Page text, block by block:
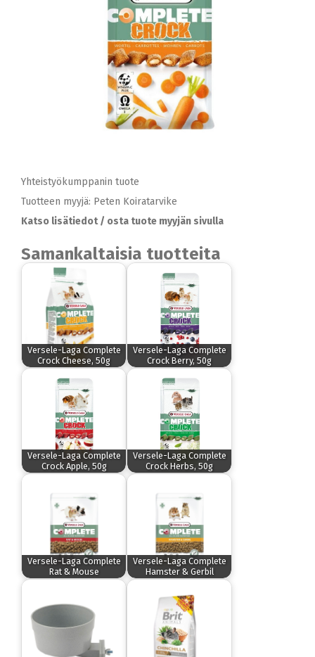
Yhteistyökumppanin tuote
Tuotteen myyjä: Peten Koiratarvike
Katso lisätiedot / osta tuote myyjän sivulla
Samankaltaisia tuotteita
Versele-Laga Complete
Crock Cheese, 50g
Versele-Laga Complete
Crock Berry, 50g
Versele-Laga Complete
Crock Apple, 50g
Versele-Laga Complete
Crock Herbs, 50g
Versele-Laga Complete
Rat & Mouse
Versele-Laga Complete
Hamster & Gerbil